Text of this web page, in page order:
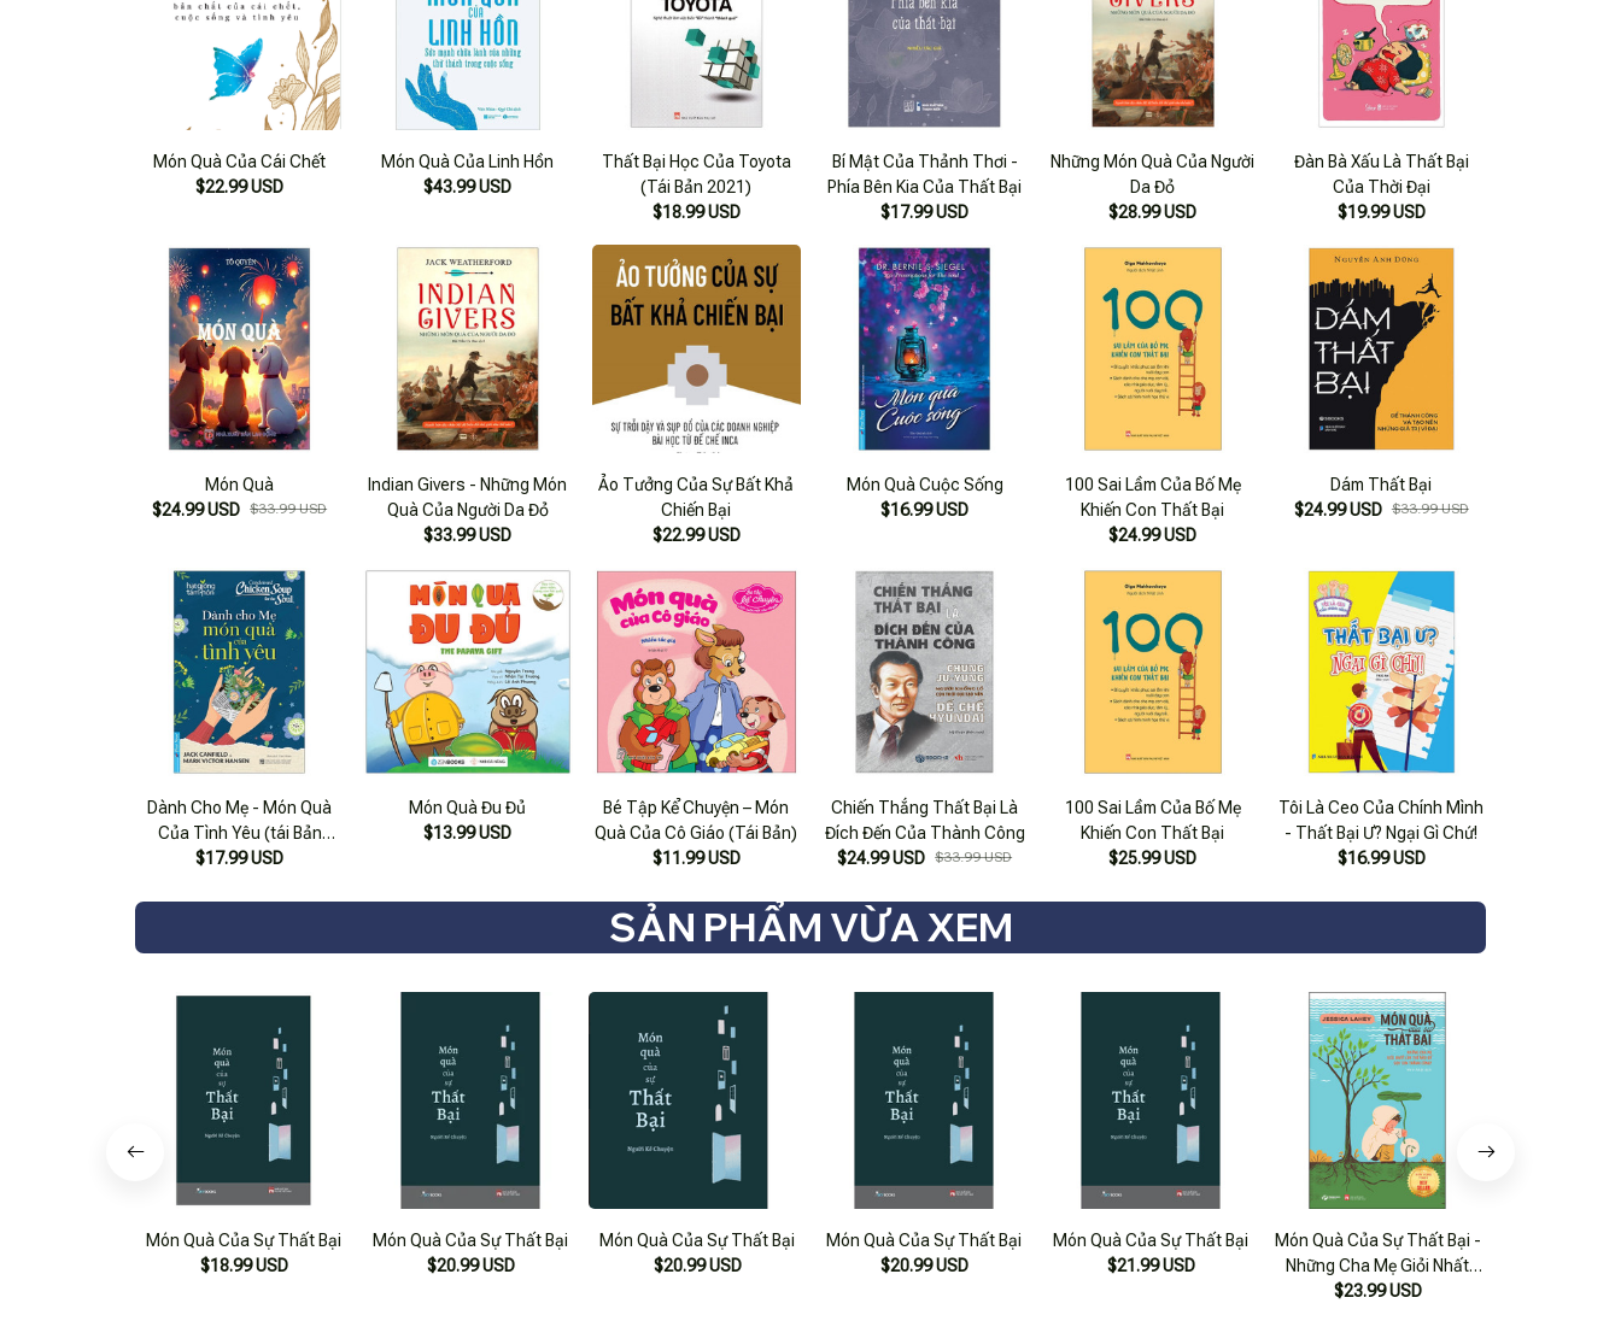
Món Quà Của Cái Chết
$22.99 USD
Món Quà Của Linh Hồn
$43.99 USD
Thất Bại Học Của Toyota
(Tái Bản 2021)
$18.99 USD
Bí Mật Của Thảnh Thơi -
Phía Bên Kia Của Thất Bại
$17.99 USD
Những Món Quà Của Người
Da Đỏ
$28.99 USD
Đàn Bà Xấu Là Thất Bại
Của Thời Đại
$19.99 USD
Món Quà
$24.99 USD $33.99 USD
Indian Givers - Những Món
Quà Của Người Da Đỏ
$33.99 USD
Ảo Tưởng Của Sự Bất Khả
Chiến Bại
$22.99 USD
Món Quà Cuộc Sống
$16.99 USD
100 Sai Lầm Của Bố Mẹ
Khiến Con Thất Bại
$24.99 USD
Dám Thất Bại
$24.99 USD $33.99 USD
Dành Cho Mẹ - Món Quà
Của Tình Yêu (tái Bản
2021)
$17.99 USD
Món Quà Đu Đủ
$13.99 USD
Bé Tập Kể Chuyện – Món
Quà Của Cô Giáo (Tái Bản)
$11.99 USD
Chiến Thắng Thất Bại Là
Đích Đến Của Thành Công
$24.99 USD $33.99 USD
100 Sai Lầm Của Bố Mẹ
Khiến Con Thất Bại
$25.99 USD
Tôi Là Ceo Của Chính Mình
- Thất Bại Ư? Ngại Gì Chứ!
$16.99 USD
SẢN PHẨM VỪA XEM
Món Quà Của Sự Thất Bại
$18.99 USD
Món Quà Của Sự Thất Bại
$20.99 USD
Món Quà Của Sự Thất Bại
$20.99 USD
Món Quà Của Sự Thất Bại
$20.99 USD
Món Quà Của Sự Thất Bại
$21.99 USD
Món Quà Của Sự Thất Bại -
Những Cha Mẹ Giỏi Nhất
Làm Thế Nào Để Dạy Con
$23.99 USD